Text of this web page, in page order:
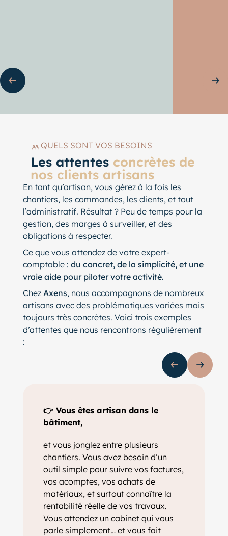
QUELS SONT VOS BESOINS
Les attentes concrètes de
nos clients artisans
En tant qu’artisan, vous gérez à la fois les
chantiers, les commandes, les clients, et tout
l’administratif. Résultat ? Peu de temps pour la
gestion, des marges à surveiller, et des
obligations à respecter.
Ce que vous attendez de votre expert-
comptable : du concret, de la simplicité, et une
vraie aide pour piloter votre activité.
Chez Axens, nous accompagnons de nombreux
artisans avec des problématiques variées mais
toujours très concrètes. Voici trois exemples
d’attentes que nous rencontrons régulièrement
:
Slide précédente
Slide
👉 Vous êtes artisan dans le
bâtiment,
et vous jonglez entre plusieurs
chantiers. Vous avez besoin d’un
outil simple pour suivre vos factures,
vos acomptes, vos achats de
matériaux, et surtout connaître la
rentabilité réelle de vos travaux.
Vous attendez un cabinet qui vous
parle simplement… et vous fait